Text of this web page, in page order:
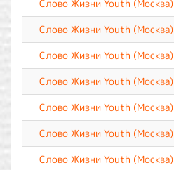
Слово Жизни Youth (Москва)
Слово Жизни Youth (Москва)
Слово Жизни Youth (Москва)
Слово Жизни Youth (Москва)
Слово Жизни Youth (Москва)
Слово Жизни Youth (Москва)
Слово Жизни Youth (Москва)